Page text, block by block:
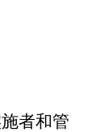
者和管